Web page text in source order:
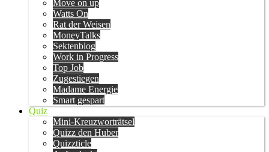
Move on up
Watts On
Rat der Weisen
MoneyTalks
Sektenblog
Work in Progress
Top Job
Zugestiegen
Madame Energie
Smart gespart
Quiz
Mini-Kreuzworträtsel
Quizz den Huber
Quizzticle